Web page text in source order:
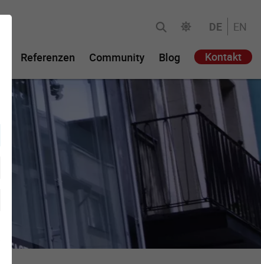
Referenzen Community Blog Kontakt
DE EN